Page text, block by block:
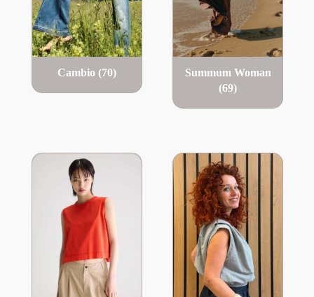
Cambio (70)
Summum Woman
(69)